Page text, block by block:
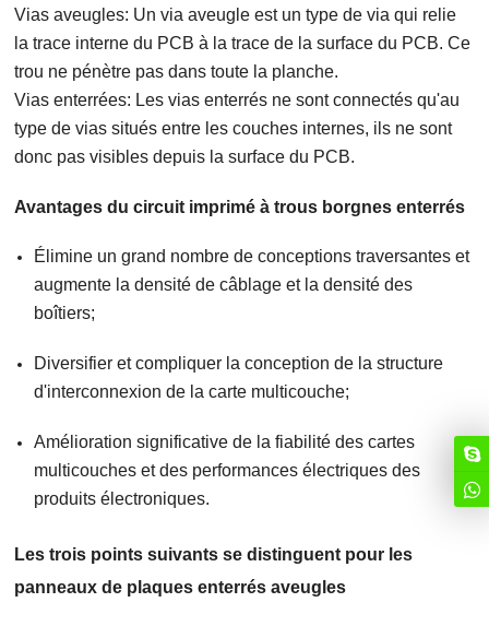
Vias aveugles: Un via aveugle est un type de via qui relie
la trace interne du PCB à la trace de la surface du PCB. Ce
trou ne pénètre pas dans toute la planche.
Vias enterrées: Les vias enterrés ne sont connectés qu'au
type de vias situés entre les couches internes, ils ne sont
donc pas visibles depuis la surface du PCB.
Avantages du circuit imprimé à trous borgnes enterrés
Élimine un grand nombre de conceptions traversantes et
augmente la densité de câblage et la densité des
boîtiers;
Diversifier et compliquer la conception de la structure
d'interconnexion de la carte multicouche;
Amélioration significative de la fiabilité des cartes
multicouches et des performances électriques des
produits électroniques.
Les trois points suivants se distinguent pour les
panneaux de plaques enterrés aveugles